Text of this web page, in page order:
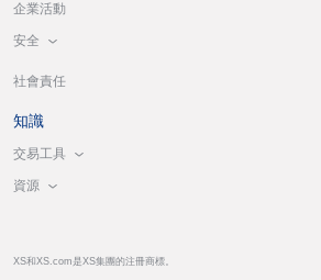
企業活動
安全
社會責任
知識
交易工具
資源
XS和XS.com是XS集團的注冊商標。